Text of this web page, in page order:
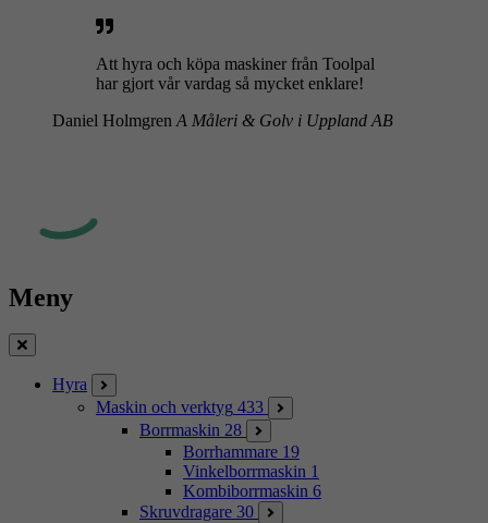
Att hyra och köpa maskiner från Toolpal
har gjort vår vardag så mycket enklare!
Daniel Holmgren A Måleri & Golv i Uppland AB
Meny
Stäng
Hyra
Maskin och verktyg 433
Borrmaskin 28
Borrhammare 19
Vinkelborrmaskin 1
Kombiborrmaskin 6
Skruvdragare 30